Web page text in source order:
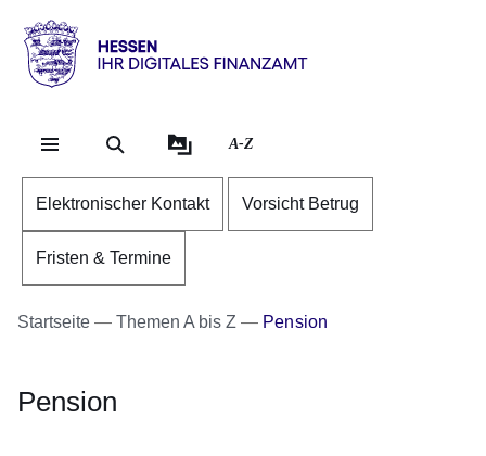
Direkt zum Kopf der
Direkt zum Inhalt
Direkt zum Fuß der
Hessen
Ihr
Finanzamt
A-Z
Elektronischer Kontakt Vorsicht Betrug
Fristen & Termine
Startseite Themen A bis Z Pension
Pension